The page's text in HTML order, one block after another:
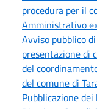
procedura per il
Amministrativo
Avviso pubblico
presentazione di
del
del comune di
Pubblicazione